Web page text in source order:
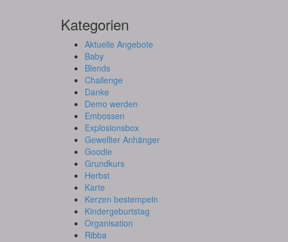
Kategorien
Aktuelle Angebote
Baby
Blends
Challenge
Danke
Demo werden
Embossen
Explosionsbox
Gewellter Anhänger
Goodie
Grundkurs
Herbst
Karte
Kerzen bestempeln
Kindergeburtstag
Organisation
Ribba